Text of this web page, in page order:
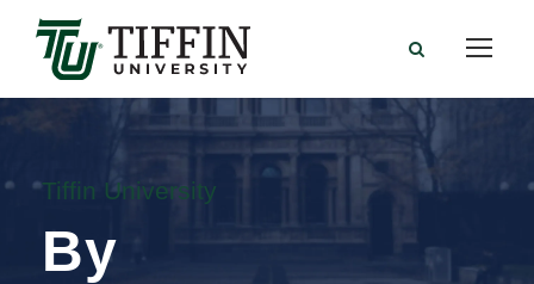
Tiffin University
By